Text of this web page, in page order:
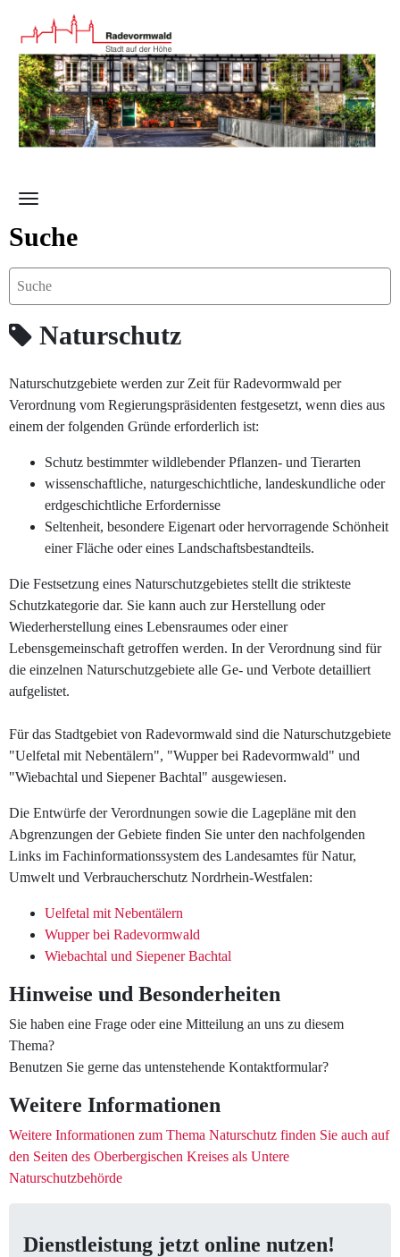
Zum Hauptinhalt springen
Suche
Naturschutz
Naturschutzgebiete werden zur Zeit für Radevormwald per
Verordnung vom Regierungspräsidenten festgesetzt, wenn dies aus
einem der folgenden Gründe erforderlich ist:
Schutz bestimmter wildlebender Pflanzen- und Tierarten
wissenschaftliche, naturgeschichtliche, landeskundliche oder
erdgeschichtliche Erfordernisse
Seltenheit, besondere Eigenart oder hervorragende Schönheit
einer Fläche oder eines Landschaftsbestandteils.
Die Festsetzung eines Naturschutzgebietes stellt die strikteste
Schutzkategorie dar. Sie kann auch zur Herstellung oder
Wiederherstellung eines Lebensraumes oder einer
Lebensgemeinschaft getroffen werden. In der Verordnung sind für
die einzelnen Naturschutzgebiete alle Ge- und Verbote detailliert
aufgelistet.
Für das Stadtgebiet von Radevormwald sind die Naturschutzgebiete
"Uelfetal mit Nebentälern", "Wupper bei Radevormwald" und
"Wiebachtal und Siepener Bachtal" ausgewiesen.
Die Entwürfe der Verordnungen sowie die Lagepläne mit den
Abgrenzungen der Gebiete finden Sie unter den nachfolgenden
Links im Fachinformationssystem des Landesamtes für Natur,
Umwelt und Verbraucherschutz Nordrhein-Westfalen:
Uelfetal mit Nebentälern
Wupper bei Radevormwald
Wiebachtal und Siepener Bachtal
Hinweise und Besonderheiten
Sie haben eine Frage oder eine Mitteilung an uns zu diesem
Thema?
Benutzen Sie gerne das untenstehende Kontaktformular?
Weitere Informationen
Weitere Informationen zum Thema Naturschutz finden Sie auch auf
den Seiten des Oberbergischen Kreises als Untere
Naturschutzbehörde
Dienstleistung jetzt online nutzen!